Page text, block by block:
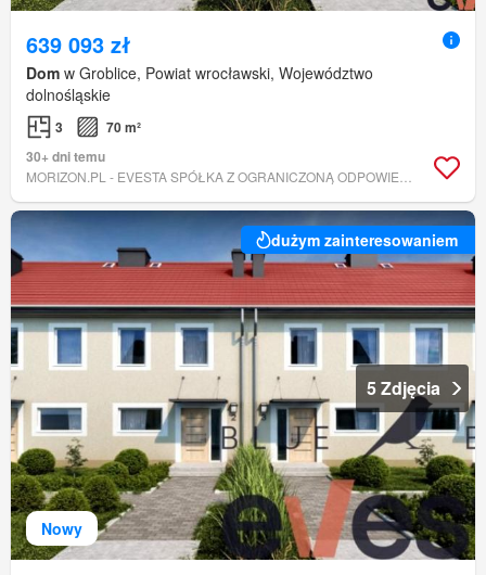
639 093 zł
Dom w Groblice, Powiat wrocławski, Województwo
dolnośląskie
3
70 m²
30+ dni temu
Nowy
dużym zainteresowaniem
5 Zdjęcia